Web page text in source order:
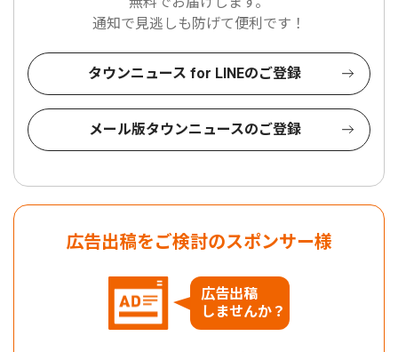
通知で見逃しも防げて便利です！
タウンニュース for LINEのご登録
メール版タウンニュースのご登録
広告出稿をご検討のスポンサー様
広告出稿
しませんか？